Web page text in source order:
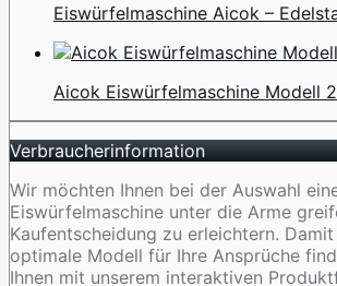
Eiswürfelmaschine Aicok –
Aicok Eiswürfelmaschine Modell
Verbraucherinformation
Wir möchten Ihnen bei der Auswahl
Eiswürfelmaschine unter die Arme
Kaufentscheidung zu erleichtern.
optimale Modell für Ihre Ansprüche
Ihnen mit unserem interaktiven